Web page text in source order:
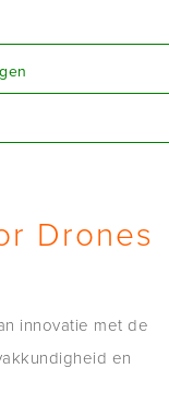
Drones
innovatie met de
en